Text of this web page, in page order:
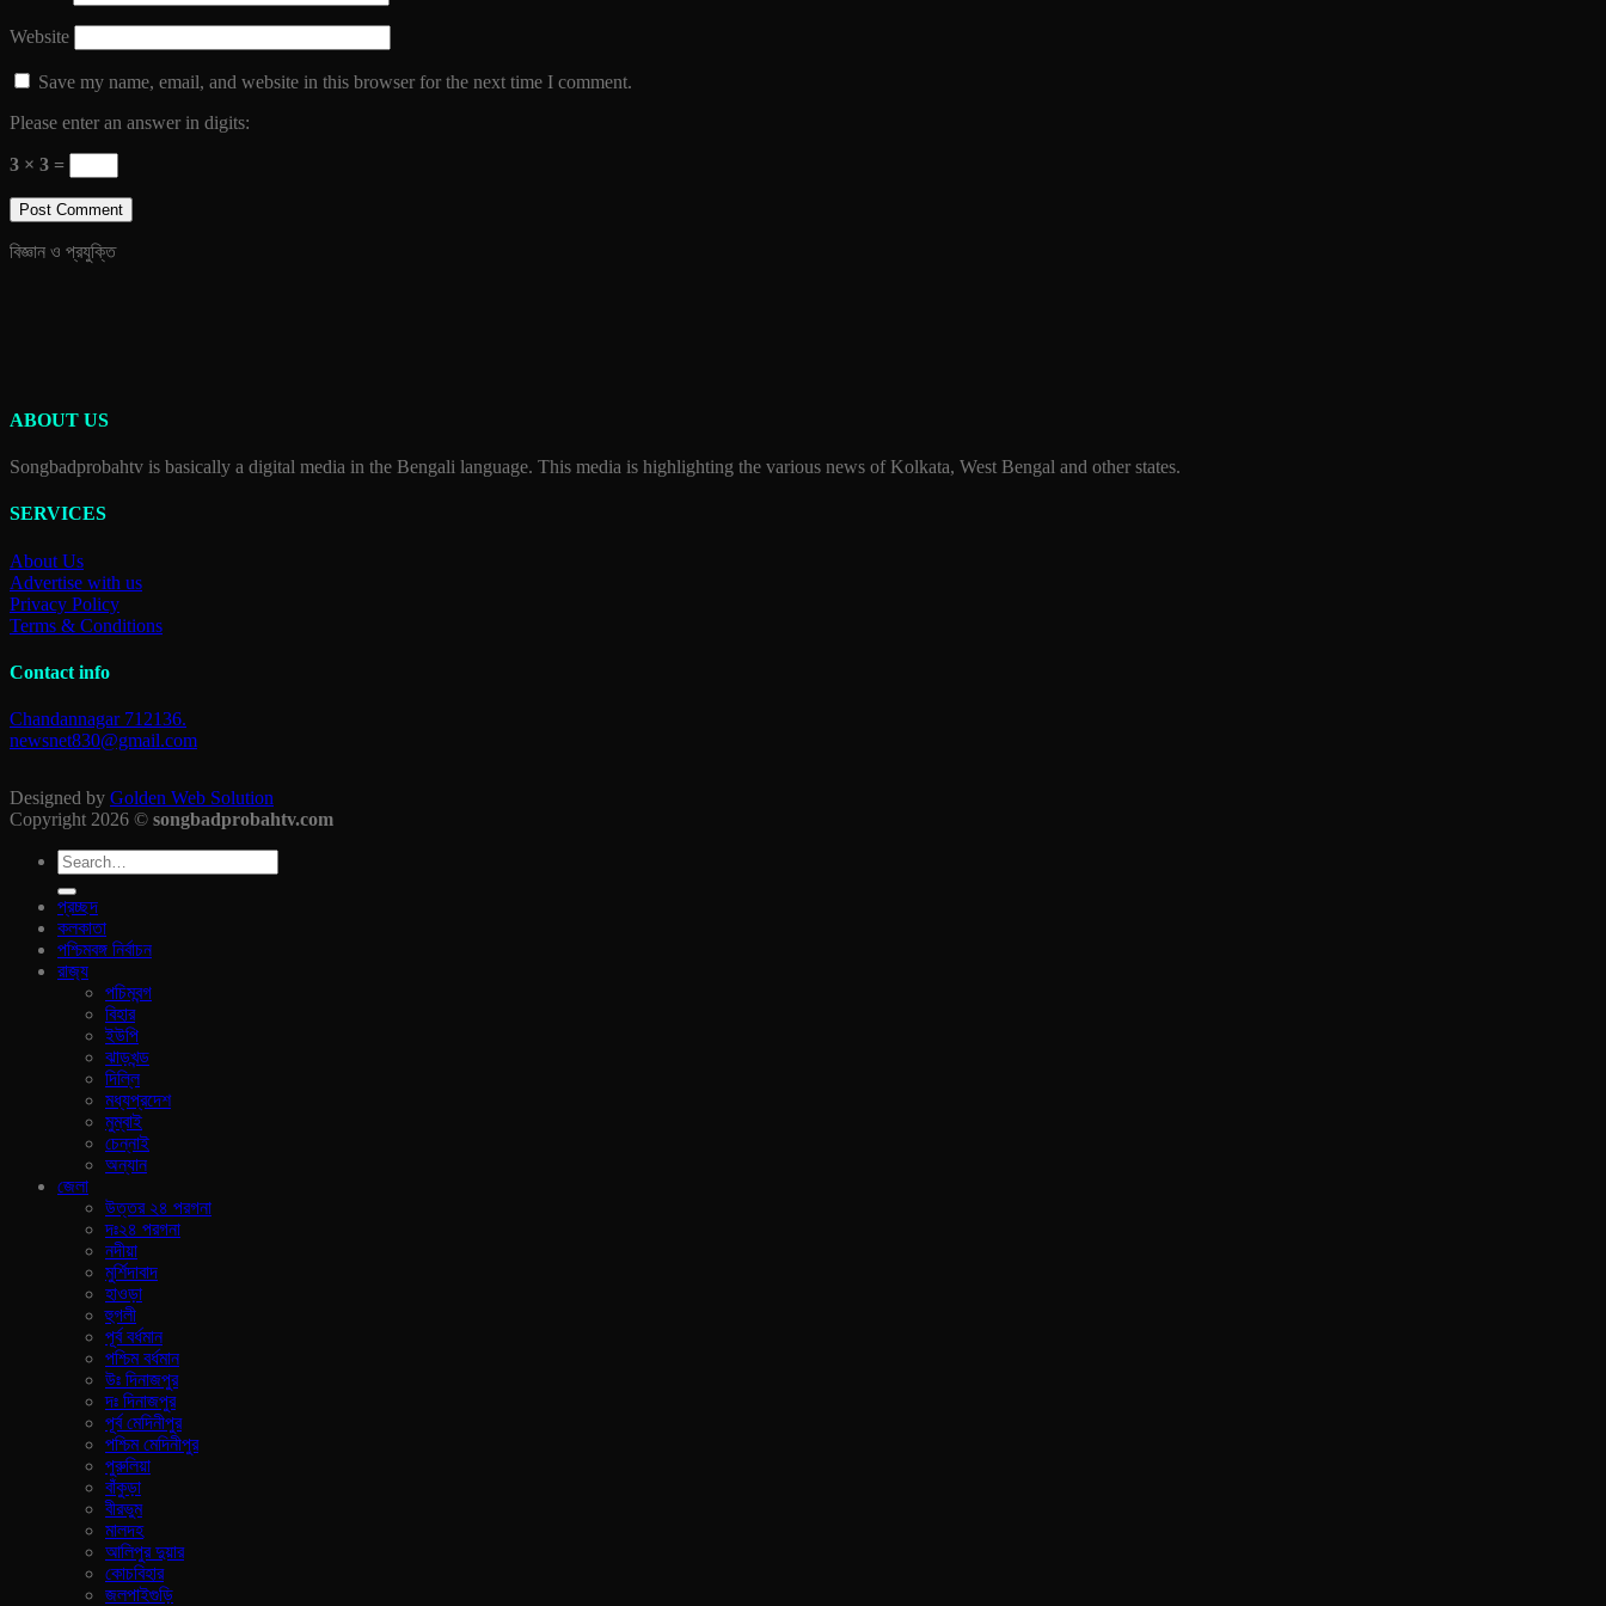
Website
Save my name, email, and website in this browser for the next time I comment.
Please enter an answer in digits:
3 × 3 =
বিজ্ঞান ও প্রযুক্তি
ABOUT US
Songbadprobahtv is basically a digital media in the Bengali language. This media is highlighting the various news of Kolkata, West Bengal and other states.
SERVICES
About Us
Advertise with us
Privacy Policy
Terms & Conditions
Contact info
Chandannagar 712136.
newsnet830@gmail.com
Designed by Golden Web Solution
Copyright 2026 © songbadprobahtv.com
প্রচ্ছদ
কলকাতা
পশ্চিমবঙ্গ নির্বাচন
রাজ‍্য
পচিমবন্গ
বিহার
ইউপি
ঝাড়খন্ড
দিল্লি
মধ্যপ্রদেশ
মুম্বাই
চেন্নাই
অন্যান
জেলা
উত্তর ২৪ পরগনা
দঃ২৪ পরগনা
নদীয়া
মুর্শিদাবাদ
হাওড়া
হুগলী
পূর্ব বর্ধমান
পশ্চিম বর্ধমান
উঃ দিনাজপুর
দঃ দিনাজপুর
পূর্ব মেদিনীপুর
পশ্চিম মেদিনীপুর
পুরুলিয়া
বাঁকুড়া
বীরভুম
মালদহ
আলিপুর দুয়ার
কোচবিহার
জলপাইগুড়ি